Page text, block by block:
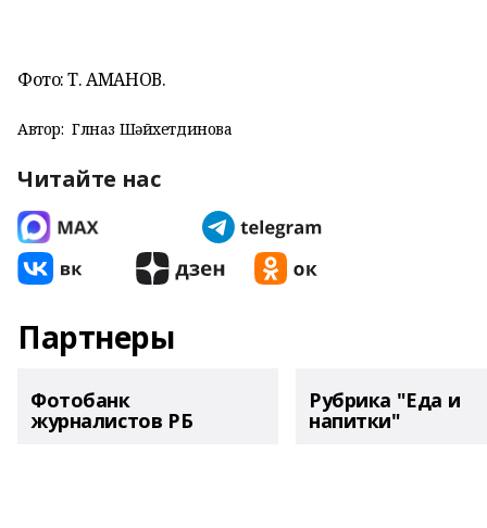
Фото: Т. АМАНОВ.
Автор: Гөлназ Шәйхетдинова
Читайте нас
Партнеры
Фотобанк
журналистов РБ
Рубрика "Еда и
напитки"